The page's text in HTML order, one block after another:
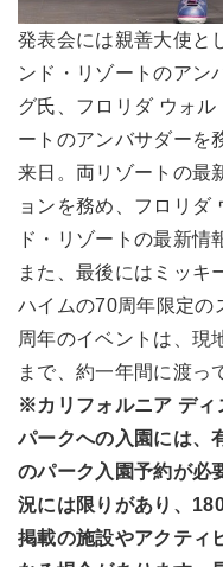
発表会には親善大使と
ンド・リゾートのアン
グ氏、フロリダ ウォ
ートのアンバサダーを
来日。両リゾートの最
ョンを務め、フロリダ
ド・リゾートの最新情
また、最後にはミッキ
ハイムの70周年限定の
周年のイベントは、現
まで、約一年間に渡っ
※カリフォルニア ディ
パークへの入園には、
のパーク入園予約が必
況には限りがあり、
掲載の施設やアクティ